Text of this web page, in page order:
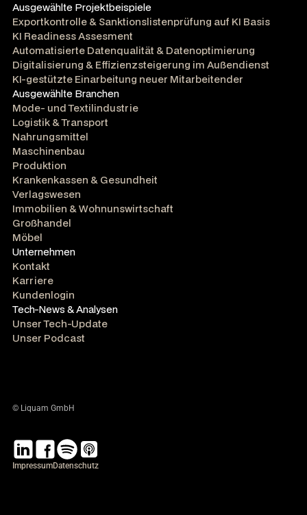
Ausgewählte Projektbeispiele
Exportkontrolle & Sanktionslistenprüfung auf KI Basis
KI Readiness Assesment
Automatisierte Datenqualität & Datenoptimierung
Digitalisierung & Effizienzsteigerung im Außendienst
KI-gestützte Einarbeitung neuer Mitarbeitender
Ausgewählte Branchen
Mode- und Textilindustrie
Logistik & Transport
Nahrungsmittel
Maschinenbau
Produktion
Krankenkassen & Gesundheit
Verlagswesen
Immobilien & Wohnunswirtschaft
Großhandel
Möbel
Unternehmen
Kontakt
Karriere
Kundenlogin
Tech-News & Analysen
Unser Tech-Update
Unser Podcast
© Liquam GmbH
ImpressumDatenschutz